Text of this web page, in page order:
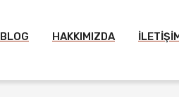
BLOG HAKKIMIZDA